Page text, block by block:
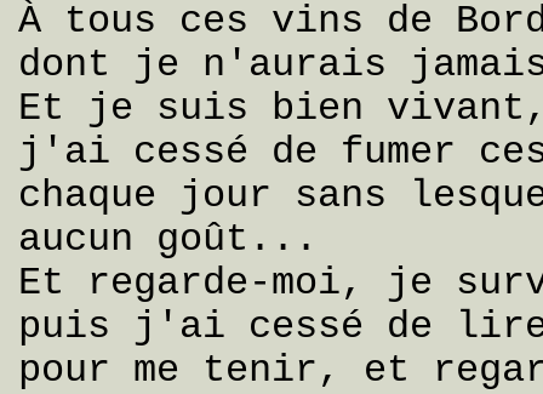
À tous ces vins de
dont je n'aurais
Et je suis bien
j'ai cessé de fumer
chaque jour sans
aucun goût...
Et regarde-moi, je
puis j'ai cessé de
pour me tenir, et